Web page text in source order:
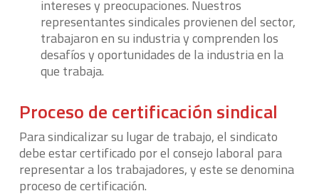
intereses y preocupaciones. Nuestros
representantes sindicales provienen del sector,
trabajaron en su industria y comprenden los
desafíos y oportunidades de la industria en la
que trabaja.
Proceso de certificación sindical
Para sindicalizar su lugar de trabajo, el sindicato
debe estar certificado por el consejo laboral para
representar a los trabajadores, y este se denomina
proceso de certificación.